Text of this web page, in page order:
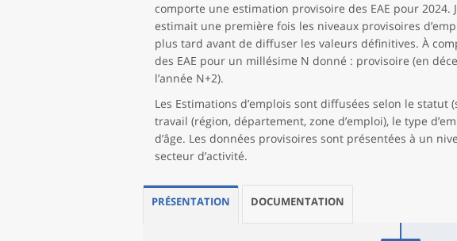
comporte une estimation provisoire des EAE pour 2024.
estimait une première fois les niveaux provisoires
plus tard avant de diffuser les valeurs définitives. À
des EAE pour un millésime N donné : provisoire (en
l’année N+2).
Les Estimations d’emplois sont diffusées selon le statut
travail (région, département, zone d’emploi), le type
d’âge. Les données provisoires sont présentées à un
secteur d’activité.
PRÉSENTATION DOCUMENTATION